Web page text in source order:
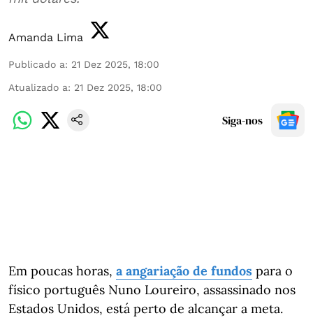
Amanda Lima
Publicado a: 21 Dez 2025, 18:00
Atualizado a: 21 Dez 2025, 18:00
Siga-nos
Em poucas horas, a angariação de fundos para o
físico português Nuno Loureiro, assassinado nos
Estados Unidos, está perto de alcançar a meta.